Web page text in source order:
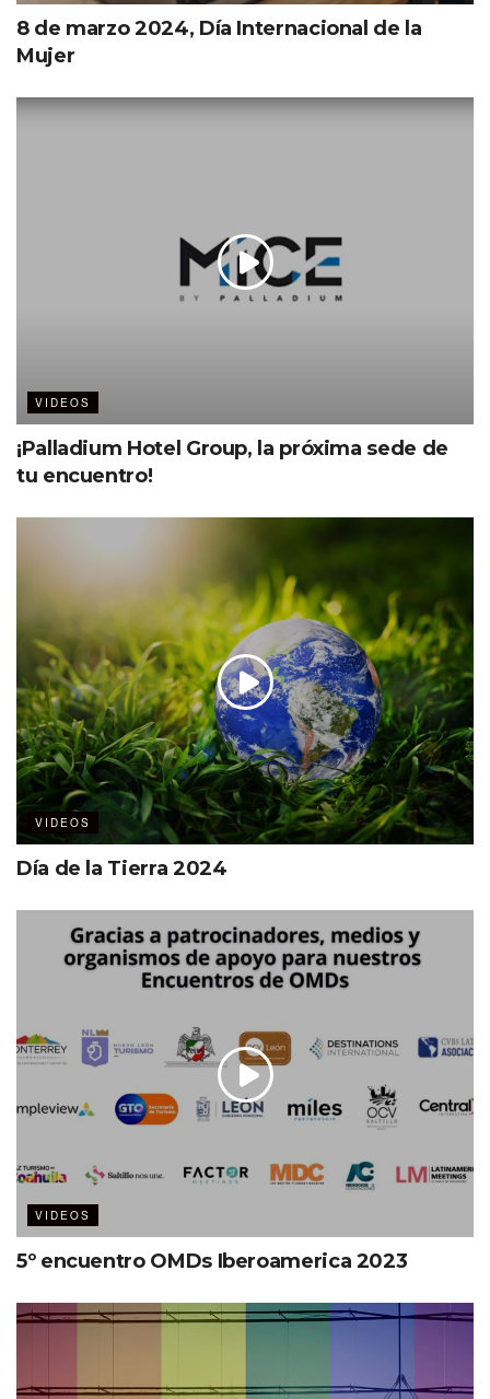
8 de marzo 2024, Día Internacional de la
Mujer
VIDEOS
¡Palladium Hotel Group, la próxima sede de
tu encuentro!
VIDEOS
Día de la Tierra 2024
VIDEOS
5º encuentro OMDs Iberoamerica 2023